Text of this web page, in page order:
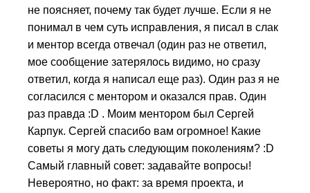
не поясняет, почему так будет лучше. Если я не
понимал в чем суть исправления, я писал в слак
и ментор всегда отвечал (один раз не ответил,
мое сообщение затерялось видимо, но сразу
ответил, когда я написал еще раз). Один раз я не
согласился с ментором и оказался прав. Один
раз правда :D . Моим ментором был Сергей
Карпук. Сергей спасибо вам огромное! Какие
советы я могу дать следующим поколениям? :D
Самый главный совет: задавайте вопросы!
Невероятно, но факт: за время проекта, и